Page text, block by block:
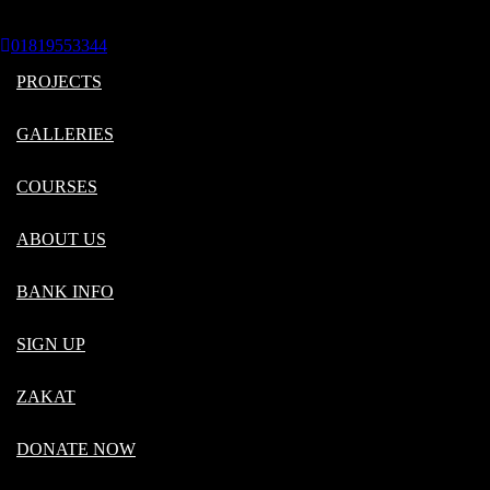
Donate Now
01819553344
PROJECTS
GALLERIES
COURSES
ABOUT US
BANK INFO
SIGN UP
ZAKAT
DONATE NOW